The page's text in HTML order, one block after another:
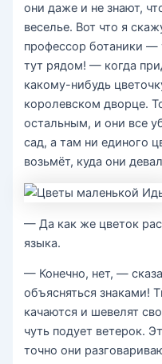
они даже и не знают,
веселье. Вот что я
профессор ботаники —
тут рядом! — когда
какому-нибудь
королевском дворце.
остальным, и они все
сад, а там ни единого
возьмёт, куда они
— Да как же цветок
языка.
— Конечно, нет, —
объясняться знаками!
качаются и шевелят
чуть подует ветерок.
точно они